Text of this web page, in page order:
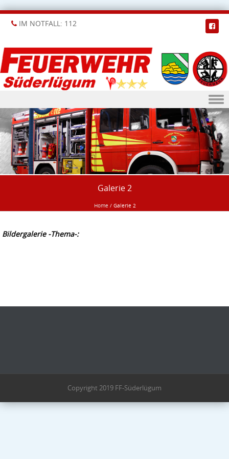
IM NOTFALL: 112
Skip to content
Galerie 2
Home / Galerie 2
Bildergalerie -Thema-:
Copyright 2019 FF-Süderlügum